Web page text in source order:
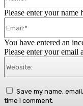
Please enter your name
You have entered an
Please enter your email
Save my name,
time I comment.